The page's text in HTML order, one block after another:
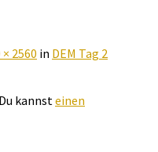
× 2560 in DEM Tag 2
kannsteinen